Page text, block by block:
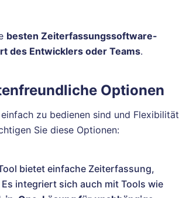
besten Zeiterfassungssoftware-
des Entwicklers oder Teams.
Optionen
zu bedienen sind und Flexibilität
Sie diese Optionen:
bietet einfache Zeiterfassung,
integriert sich auch mit Tools wie